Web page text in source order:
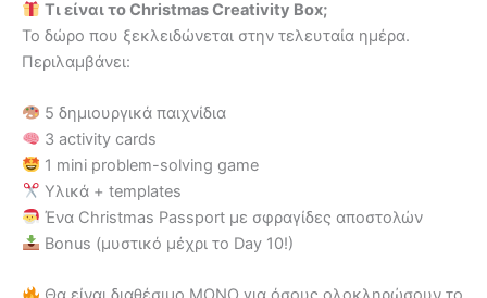
Τι είναι το Christmas Creativity Box;
Το δώρο που ξεκλειδώνεται στην τελευταία ημέρα.
Περιλαμβάνει:
5 δημιουργικά παιχνίδια
3 activity cards
1 mini problem-solving game
Υλικά + templates
Ένα Christmas Passport με σφραγίδες αποστολών
Βonus (μυστικό μέχρι το Day 10!)